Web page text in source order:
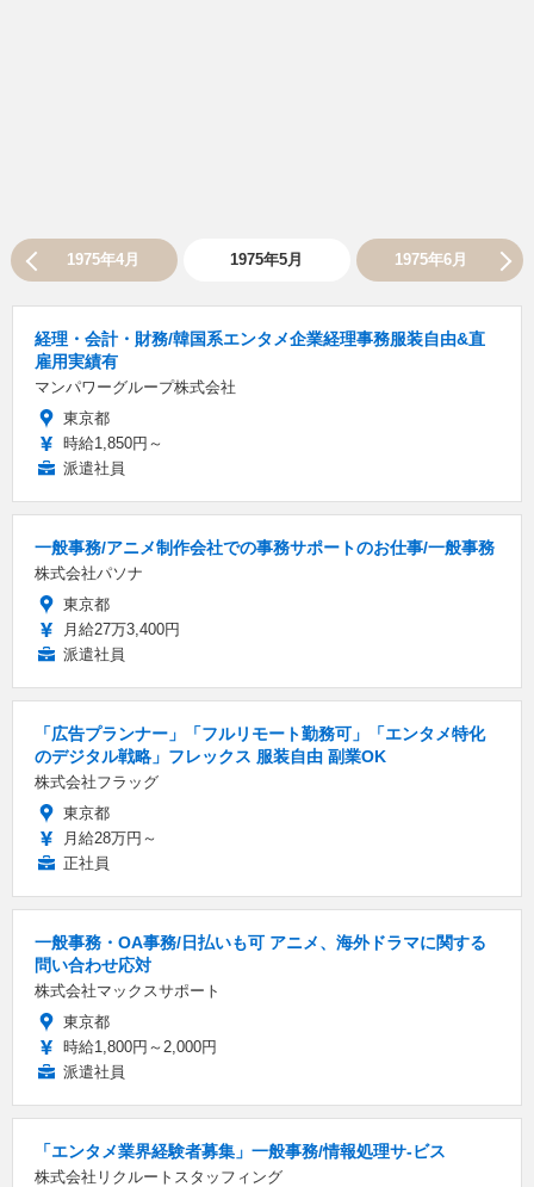
1975年4月 1975年5月 1975年6月
経理・会計・財務/韓国系エンタメ企業経理事務服装自由&直
雇用実績有
マンパワーグループ株式会社
東京都
時給1,850円～
派遣社員
一般事務/アニメ制作会社での事務サポートのお仕事/一般事務
株式会社パソナ
東京都
月給27万3,400円
派遣社員
「広告プランナー」「フルリモート勤務可」「エンタメ特化
のデジタル戦略」フレックス 服装自由 副業OK
株式会社フラッグ
東京都
月給28万円～
正社員
一般事務・OA事務/日払いも可 アニメ、海外ドラマに関する
問い合わせ応対
株式会社マックスサポート
東京都
時給1,800円～2,000円
派遣社員
「エンタメ業界経験者募集」一般事務/情報処理サ-ビス
株式会社リクルートスタッフィング